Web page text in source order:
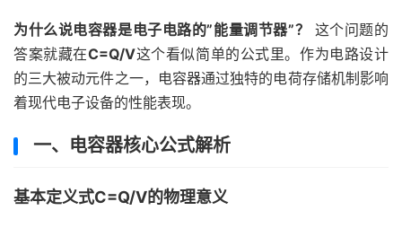
为什么说电容器是电子电路的”能量调节器”？
这个问题的
答案就藏在C=Q/V这个看似简单的公式里。作为电路设计
的三大被动元件之一，电容器通过独特的电荷存储机制影响
着现代电子设备的性能表现。
一、电容器核心公式解析
基本定义式C=Q/V的物理意义